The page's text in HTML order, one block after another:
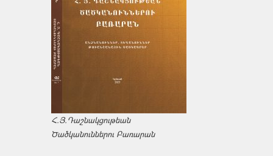
Հ.Յ.Դաշնակցութեան
Ծածկանուններու Բառարան